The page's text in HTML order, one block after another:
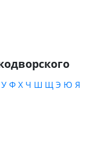
У Ф Х Ч Ш Щ Э Ю Я